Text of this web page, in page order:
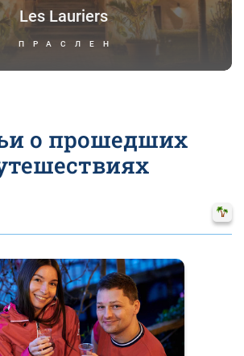
Les Lauriers
ПРАСЛЕН
о прошедших